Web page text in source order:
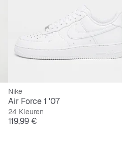
Large.
Nike
Air Force 1 '07
24 Kleuren
Prijs
119,99 €